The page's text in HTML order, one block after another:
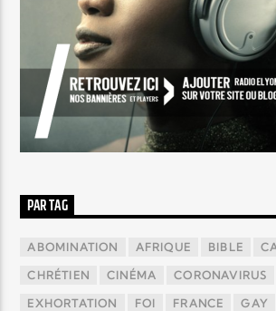
PAR TAG
ABOMINATION AFRIQUE BIBLE
CHRÉTIEN CINÉMA CORONAVIRUS
EXHORTATION FOI FRANCE GAY